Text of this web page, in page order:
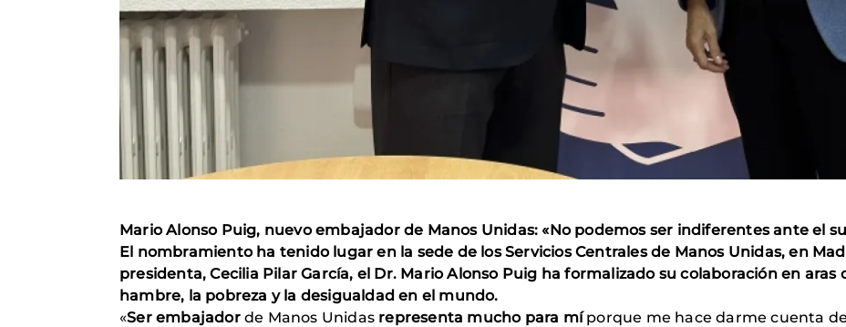
Mario Alonso Puig, nuevo embajador de Manos Unidas: «No podemos ser indiferentes ante el
El nombramiento ha tenido lugar en la sede de los Servicios Centrales de Manos Unidas, en
presidenta, Cecilia Pilar García, el Dr. Mario Alonso Puig ha formalizado su colaboración en
hambre, la pobreza y la desigualdad en el mundo.
«Ser embajadorde Manos Unidas representa mucho para míporque me hace darme cuenta